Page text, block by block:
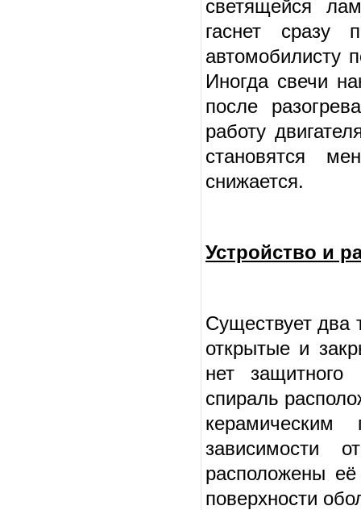
светящейся
гаснет сразу
автомобилисту
Иногда свечи
после
работу
становятся
снижается.
Устройство и
Существует два
открытые и
нет защитного
спираль
зависимости
расположены её
поверхности